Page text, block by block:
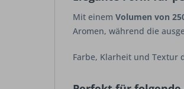
Mit einem Volumen von
Aromen, während die
Farbe, Klarheit und Textur